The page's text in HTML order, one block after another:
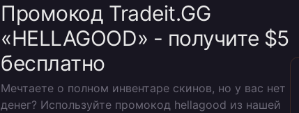
Промокод Tradeit.GG
«HELLAGOOD» - получите $5
бесплатно
Мечтаете о полном инвентаре скинов, но у вас нет
денег? Используйте промокод hellagood из нашей